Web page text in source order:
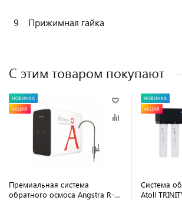
9
Прижимная гайка
С этим товаром покупают
НОВИНКА
АКЦИЯ
Премиальная система
обратного осмоса Angstra R-
НОВИНКА
АКЦИЯ
Система
Atoll